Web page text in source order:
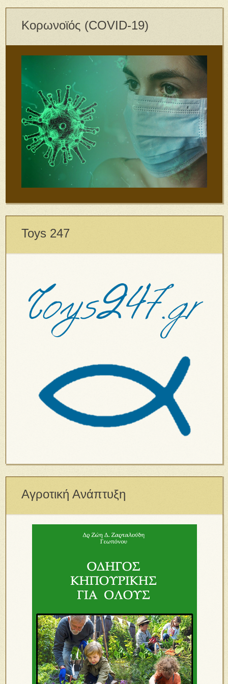
Κορωνοϊός (COVID-19)
Toys 247
Αγροτική Ανάπτυξη